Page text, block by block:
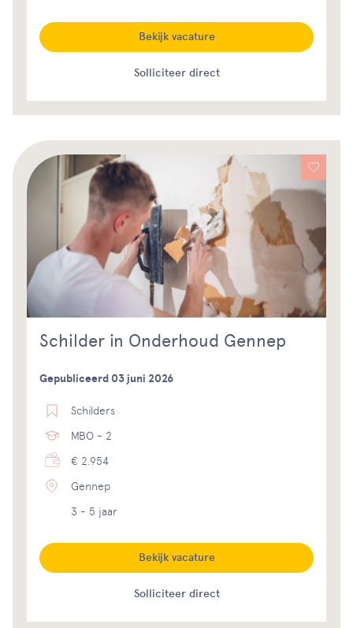
Solliciteer direct
Bekijk vacature
Schilder in Onderhoud Gennep
Gepubliceerd 03 juni 2026
Schilders
MBO - 2
€ 2.954
Gennep
3 - 5 jaar
Solliciteer direct
Bekijk vacature